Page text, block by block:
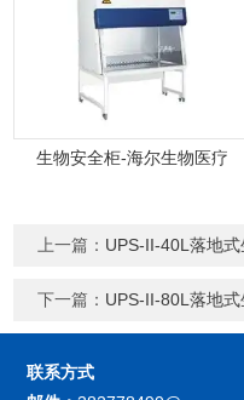
生物安全柜-海尔生物医疗
上一篇： UPS-II-40L落地
下一篇： UPS-II-80L落地
联系方式